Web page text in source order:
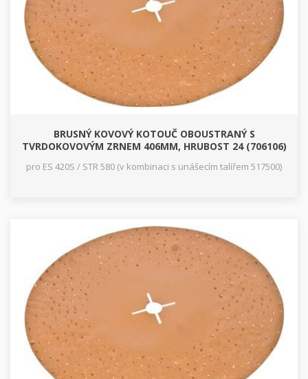
BRUSNÝ KOVOVÝ KOTOUČ OBOUSTRANÝ S
TVRDOKOVOVÝM ZRNEM 406MM, HRUBOST 24 (706106)
pro ES 420S / STR 580 (v kombinaci s unášecím talířem 517500)